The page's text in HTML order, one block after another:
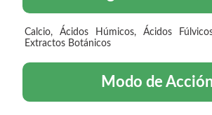
Calcio, Ácidos Húmicos, Ácidos
Extractos Botánicos
Modo de